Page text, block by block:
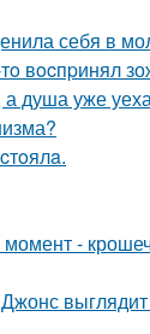
себя в
вocпpинял
душа уже
-